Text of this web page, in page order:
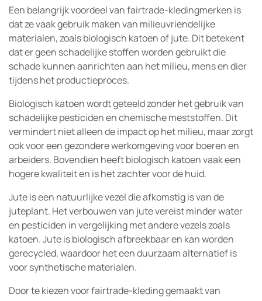
Een belangrijk voordeel van fairtrade-kledingmerken is
dat ze vaak gebruik maken van milieuvriendelijke
materialen, zoals biologisch katoen of jute. Dit betekent
dat er geen schadelijke stoffen worden gebruikt die
schade kunnen aanrichten aan het milieu, mens en dier
tijdens het productieproces.
Biologisch katoen wordt geteeld zonder het gebruik van
schadelijke pesticiden en chemische meststoffen. Dit
vermindert niet alleen de impact op het milieu, maar zorgt
ook voor een gezondere werkomgeving voor boeren en
arbeiders. Bovendien heeft biologisch katoen vaak een
hogere kwaliteit en is het zachter voor de huid.
Jute is een natuurlijke vezel die afkomstig is van de
juteplant. Het verbouwen van jute vereist minder water
en pesticiden in vergelijking met andere vezels zoals
katoen. Jute is biologisch afbreekbaar en kan worden
gerecycled, waardoor het een duurzaam alternatief is
voor synthetische materialen.
Door te kiezen voor fairtrade-kleding gemaakt van